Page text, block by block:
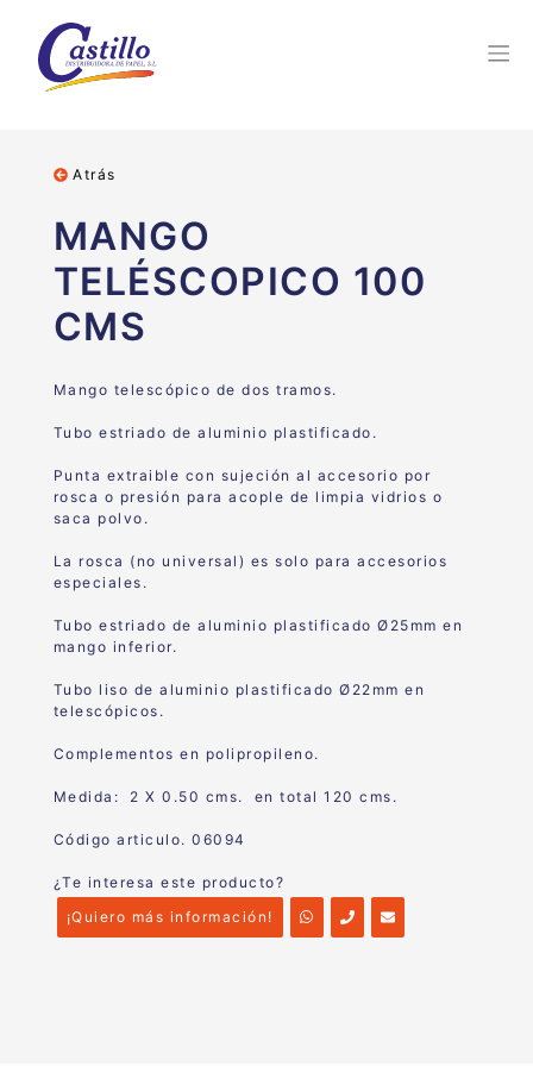
Atrás
MANGO
TELÉSCOPICO 100
CMS
Mango telescópico de dos tramos.
Tubo estriado de aluminio plastificado.
Punta extraible con sujeción al accesorio por
rosca o presión para acople de limpia vidrios o
saca polvo.
La rosca (no universal) es solo para accesorios
especiales.
Tubo estriado de aluminio plastificado Ø25mm en
mango inferior.
Tubo liso de aluminio plastificado Ø22mm en
telescópicos.
Complementos en polipropileno.
Medida: 2 X 0.50 cms. en total 120 cms.
Código articulo. 06094
¿Te interesa este producto?
¡Quiero más información!